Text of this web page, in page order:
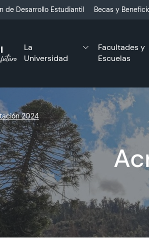
de Desarrollo Estudiantil Becas y
La
Universidad
Facultades y
Escuelas
2024